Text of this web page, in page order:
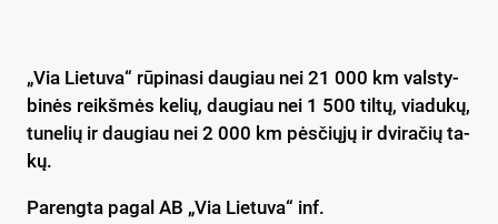
„Via Lie­tu­va“ rū­pi­na­si dau­giau nei 21 000 km vals­ty­
bi­nės reikš­mės ke­lių, dau­giau nei 1 500 til­tų, via­du­kų,
tu­ne­lių ir dau­giau nei 2 000 km pės­čių­jų ir dvi­ra­čių ta­
kų.
Pa­reng­ta pa­gal AB „Via Lie­tu­va“ inf.